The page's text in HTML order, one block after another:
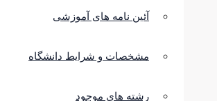
آئین نامه های آموزشی
مشخصات و شرایط دانشگاه
رشته های موجود